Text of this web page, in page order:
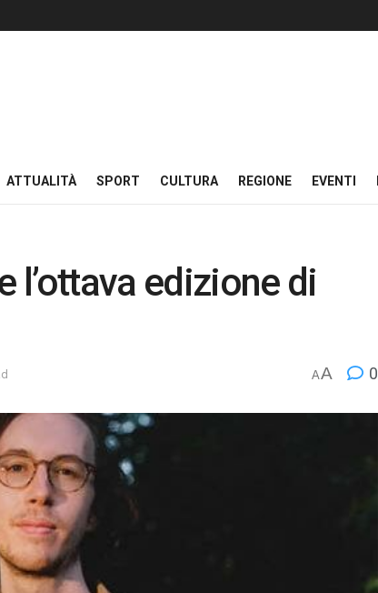
ATTUALITÀ SPORT CULTURA REGIONE EVENTI
l’ottava edizione di
AA 0